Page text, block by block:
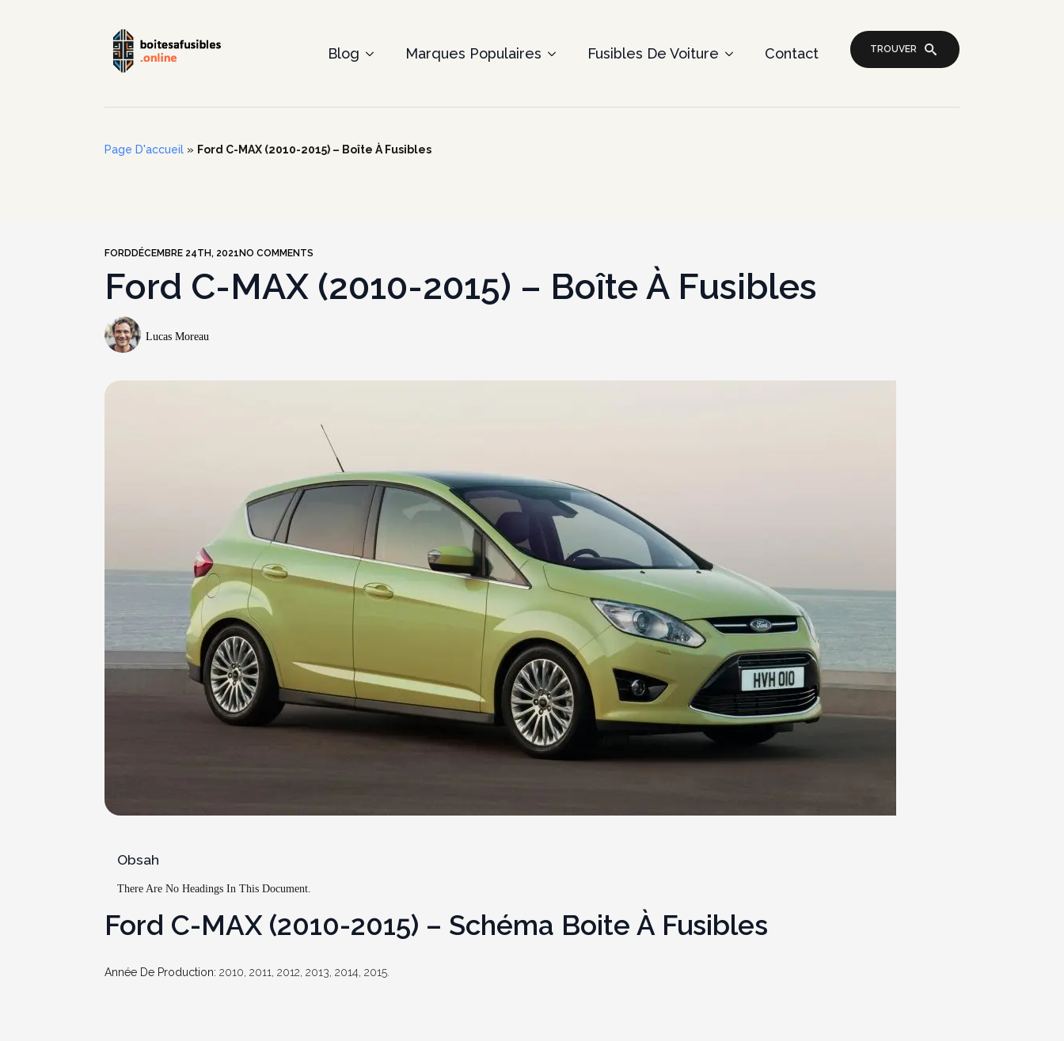
Blog Marques Populaires Fusibles De Voiture Contact TROUVER
Page D'accueil » Ford C-MAX (2010-2015) – Boîte À Fusibles
FORD DÉCEMBRE 24TH, 2021 NO COMMENTS
Ford C-MAX (2010-2015) – Boîte À Fusibles
Lucas Moreau
Obsah
There Are No Headings In This Document.
Ford C-MAX(2010-2015) – Schéma Boite À Fusibles
Année De Production: 2010, 2011, 2012, 2013, 2014, 2015.